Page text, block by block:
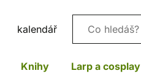
kalendář Vyhledávání
Knihy Larp a cosplay